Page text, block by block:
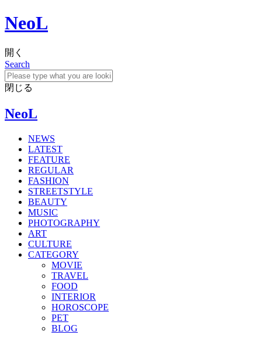
NeoL
開く
Search
閉じる
NeoL
NEWS
LATEST
FEATURE
REGULAR
FASHION
STREETSTYLE
BEAUTY
MUSIC
PHOTOGRAPHY
ART
CULTURE
CATEGORY
MOVIE
TRAVEL
FOOD
INTERIOR
HOROSCOPE
PET
BLOG